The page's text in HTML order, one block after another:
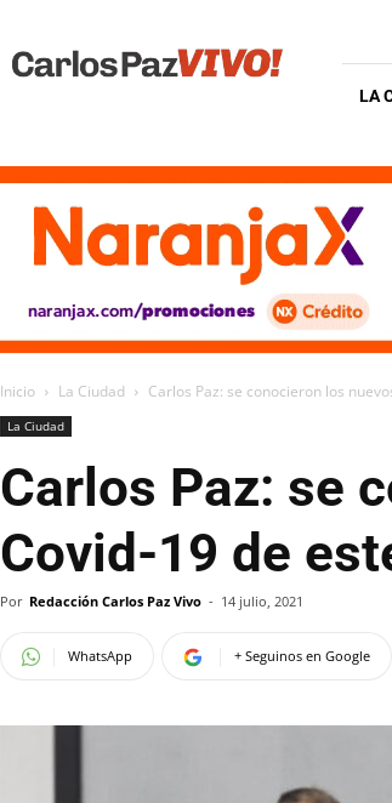
Vivo
LA
Inicio La Ciudad Carlos Paz: se conocieron los
La Ciudad
Carlos Paz: se
Covid-19 de
Por Redacción Carlos Paz Vivo - 14 julio, 2021
WhatsApp + Seguinos en Google